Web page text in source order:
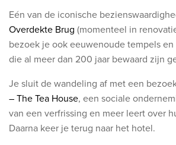
Eén van de iconische
Overdekte Brug (momenteel in
bezoek je ook eeuwenoude tempels
die al meer dan 200 jaar bewaard zijn
Je sluit de wandeling af met een
– The Tea House, een sociale
van een verfrissing en meer leert over
Daarna keer je terug naar het hotel.